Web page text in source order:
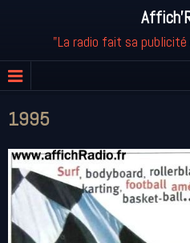
"La radio fait sa publicité
1995